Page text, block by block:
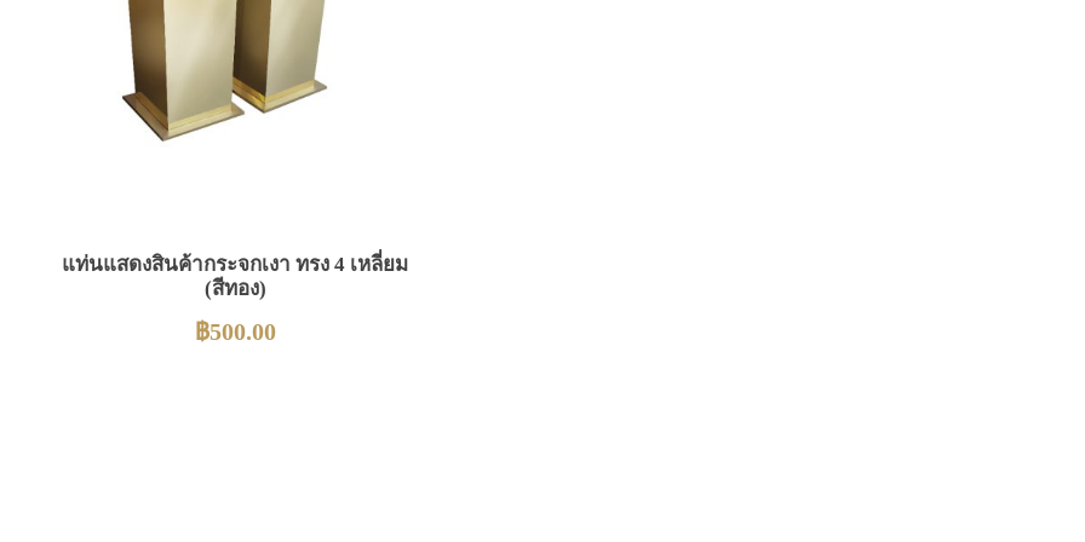
แท่นแสดงสินค้ากระจกเงา ทรง 4 เหลี่ยม
(สีทอง)
฿500.00